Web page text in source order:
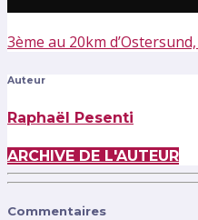
3ème au 20km
Auteur
Raphaël Pesenti
ARCHIVE DE L'AUTEUR
Commentaires